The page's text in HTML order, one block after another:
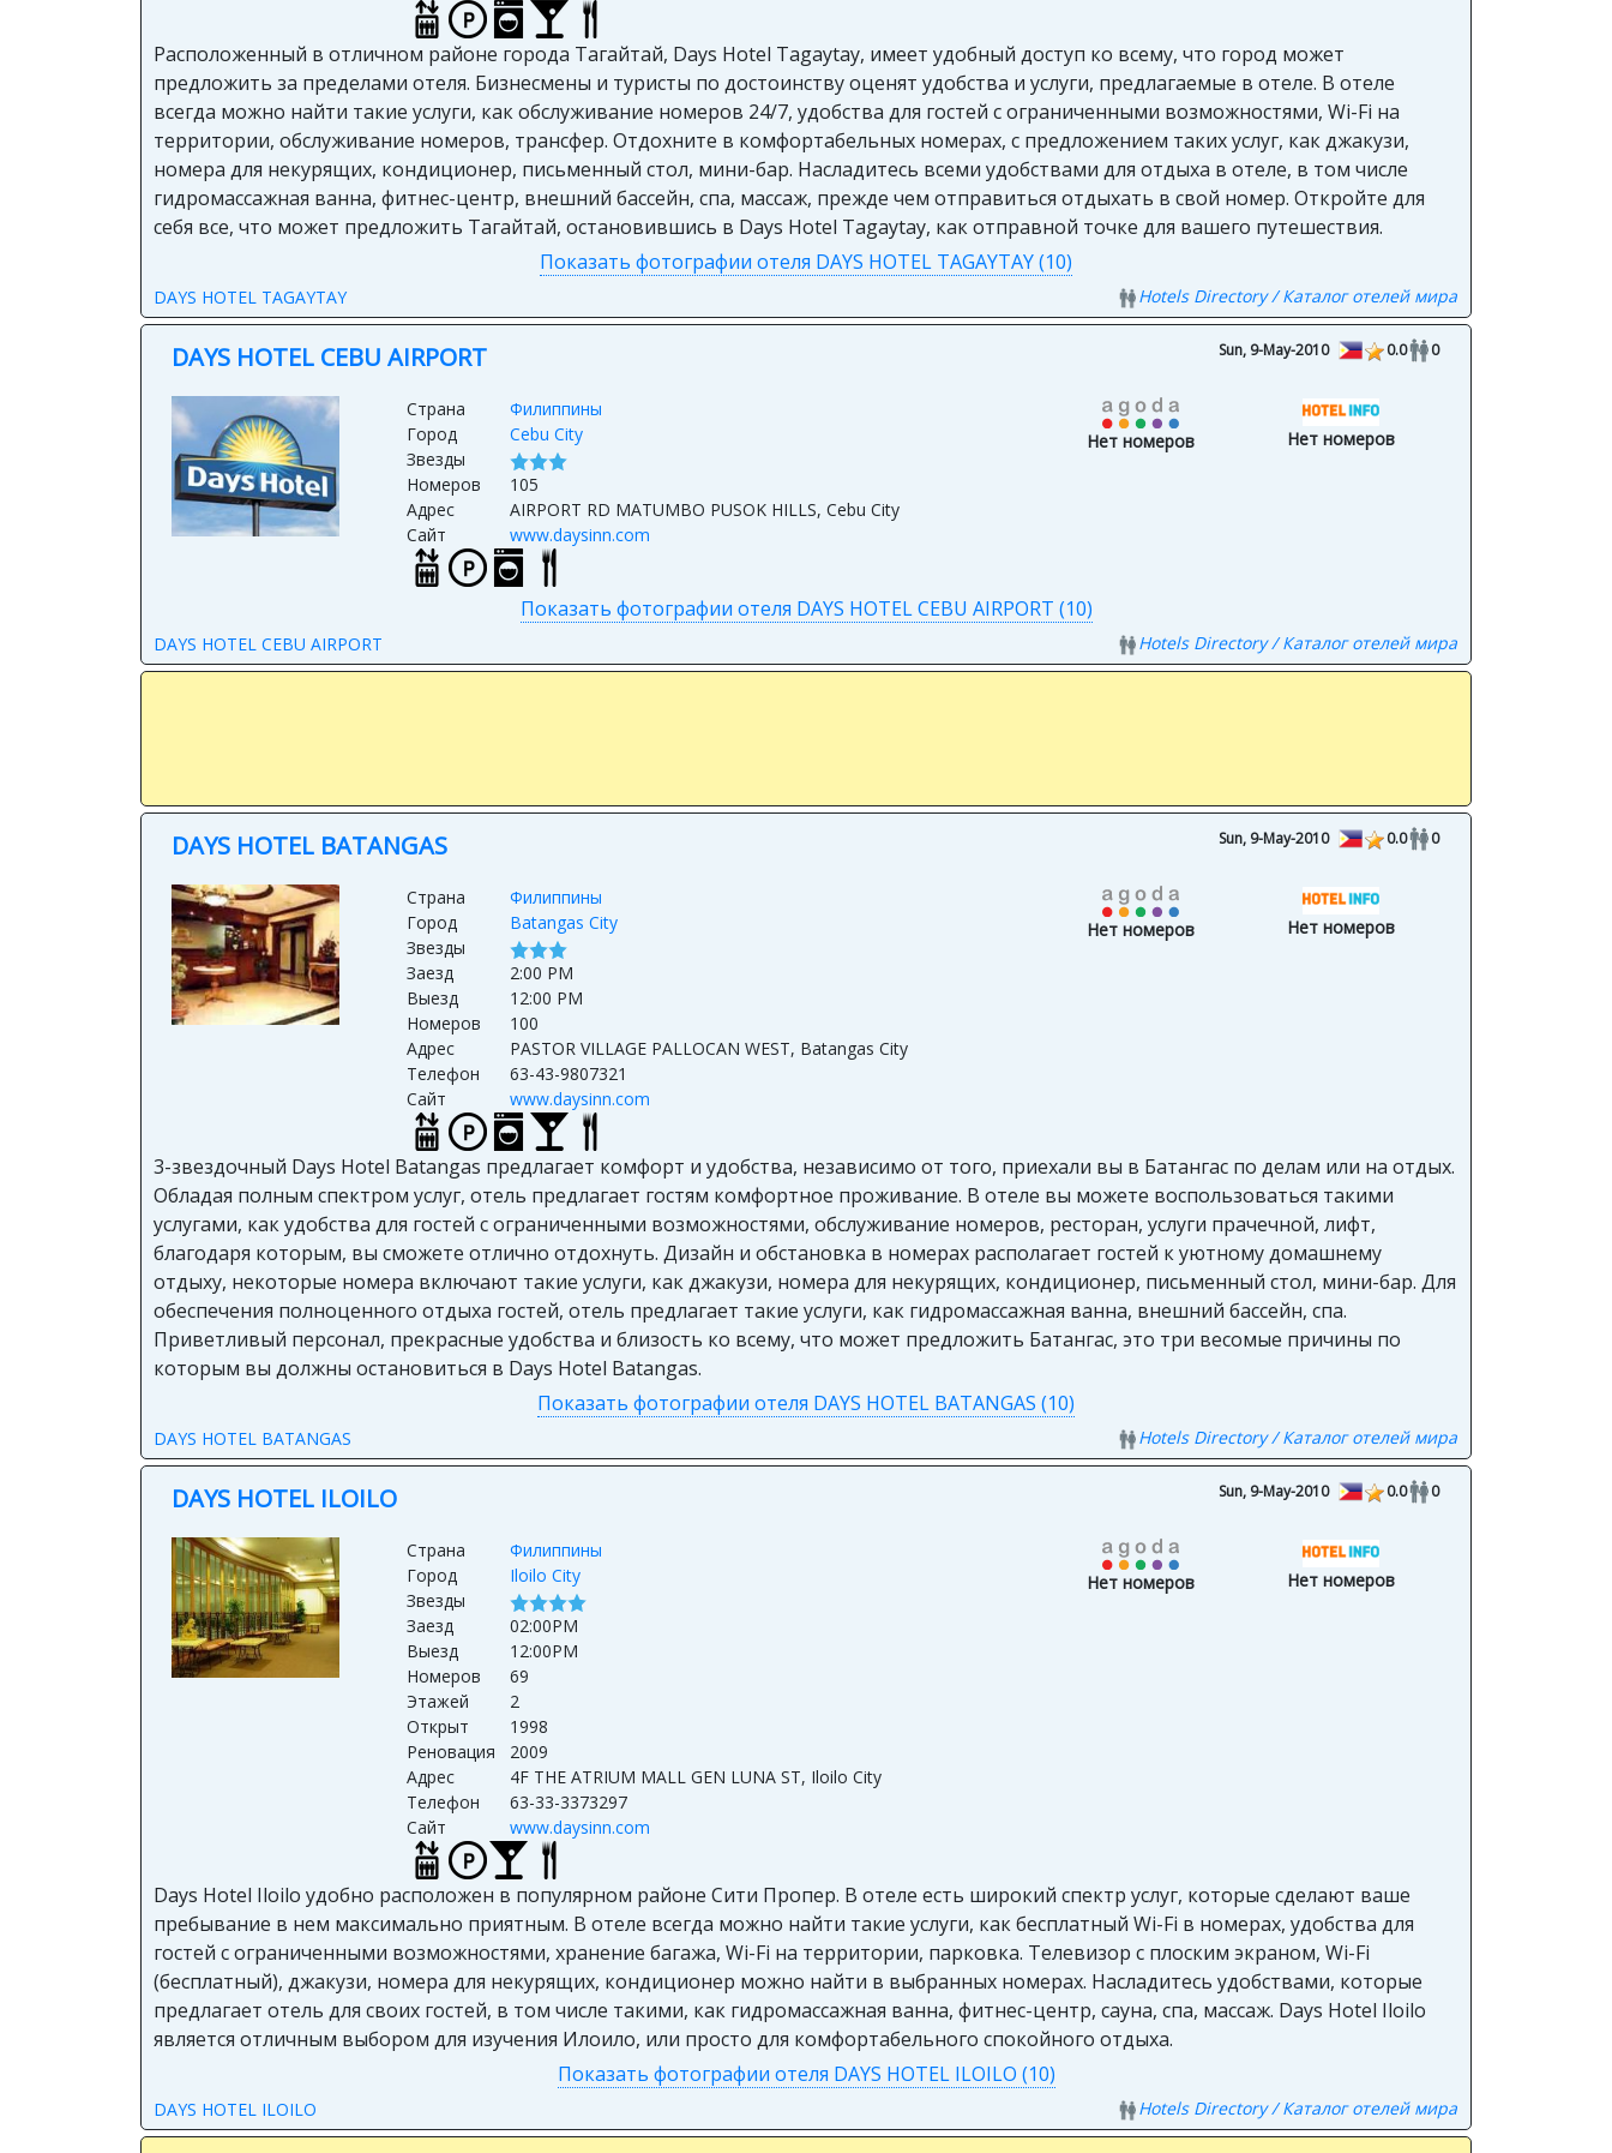
Расположенный в отличном районе города Тагайтай, Days Hotel Tagaytay, имеет удобный доступ ко всему, что город может
предложить за пределами отеля. Бизнесмены и туристы по достоинству оценят удобства и услуги, предлагаемые в отеле. В отеле
всегда можно найти такие услуги, как обслуживание номеров 24/7, удобства для гостей с ограниченными возможностями, Wi-Fi на
территории, обслуживание номеров, трансфер. Отдохните в комфортабельных номерах, с предложением таких услуг, как джакузи,
номера для некурящих, кондиционер, письменный стол, мини-бар. Насладитесь всеми удобствами для отдыха в отеле, в том числе
гидромассажная ванна, фитнес-центр, внешний бассейн, спа, массаж, прежде чем отправиться отдыхать в свой номер. Откройте для
себя все, что может предложить Тагайтай, остановившись в Days Hotel Tagaytay, как отправной точке для вашего путешествия.
Показать фотографии отеля DAYS HOTEL TAGAYTAY (10)
DAYS HOTEL TAGAYTAY Hotels Directory / Каталог отелей мира
DAYS HOTEL CEBU AIRPORT Sun, 9-May-2010 0.0 0
Страна
Филиппины
Город
Cebu City
Звезды
Номеров
105
Адрес
AIRPORT RD MATUMBO PUSOK HILLS, Cebu City
Сайт
www.daysinn.com
Нет номеров Нет номеров
Показать фотографии отеля DAYS HOTEL CEBU AIRPORT (10)
DAYS HOTEL CEBU AIRPORT Hotels Directory / Каталог отелей мира
DAYS HOTEL BATANGAS Sun, 9-May-2010 0.0 0
Страна
Филиппины
Город
Batangas City
Звезды
Заезд
2:00 PM
Выезд
12:00 PM
Номеров
100
Адрес
PASTOR VILLAGE PALLOCAN WEST, Batangas City
Телефон
63-43-9807321
Сайт
www.daysinn.com
Нет номеров Нет номеров
3-звездочный Days Hotel Batangas предлагает комфорт и удобства, независимо от того, приехали вы в Батангас по делам или на отдых.
Обладая полным спектром услуг, отель предлагает гостям комфортное проживание. В отеле вы можете воспользоваться такими
услугами, как удобства для гостей с ограниченными возможностями, обслуживание номеров, ресторан, услуги прачечной, лифт,
благодаря которым, вы сможете отлично отдохнуть. Дизайн и обстановка в номерах располагает гостей к уютному домашнему
отдыху, некоторые номера включают такие услуги, как джакузи, номера для некурящих, кондиционер, письменный стол, мини-бар. Для
обеспечения полноценного отдыха гостей, отель предлагает такие услуги, как гидромассажная ванна, внешний бассейн, спа.
Приветливый персонал, прекрасные удобства и близость ко всему, что может предложить Батангас, это три весомые причины по
которым вы должны остановиться в Days Hotel Batangas.
Показать фотографии отеля DAYS HOTEL BATANGAS (10)
DAYS HOTEL BATANGAS Hotels Directory / Каталог отелей мира
DAYS HOTEL ILOILO Sun, 9-May-2010 0.0 0
Страна
Филиппины
Город
Iloilo City
Звезды
Заезд
02:00PM
Выезд
12:00PM
Номеров
69
Этажей
2
Открыт
1998
Реновация
2009
Адрес
4F THE ATRIUM MALL GEN LUNA ST, Iloilo City
Телефон
63-33-3373297
Сайт
www.daysinn.com
Нет номеров Нет номеров
Days Hotel Iloilo удобно расположен в популярном районе Сити Пропер. В отеле есть широкий спектр услуг, которые сделают ваше
пребывание в нем максимально приятным. В отеле всегда можно найти такие услуги, как бесплатный Wi-Fi в номерах, удобства для
гостей с ограниченными возможностями, хранение багажа, Wi-Fi на территории, парковка. Телевизор с плоским экраном, Wi-Fi
(бесплатный), джакузи, номера для некурящих, кондиционер можно найти в выбранных номерах. Насладитесь удобствами, которые
предлагает отель для своих гостей, в том числе такими, как гидромассажная ванна, фитнес-центр, сауна, спа, массаж. Days Hotel Iloilo
является отличным выбором для изучения Илоило, или просто для комфортабельного спокойного отдыха.
Показать фотографии отеля DAYS HOTEL ILOILO (10)
DAYS HOTEL ILOILO Hotels Directory / Каталог отелей мира